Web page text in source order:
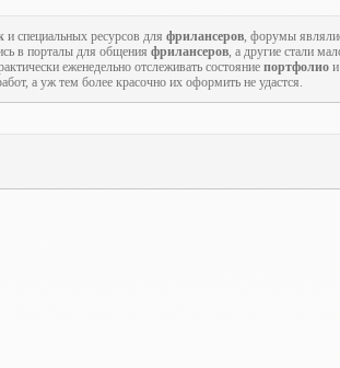
и специальных ресурсов для фрилансеров, форумы
в порталы для общения фрилансеров, а другие стали
еженедельно отслеживать состояние портфолио
а уж тем более красочно их оформить не удастся.